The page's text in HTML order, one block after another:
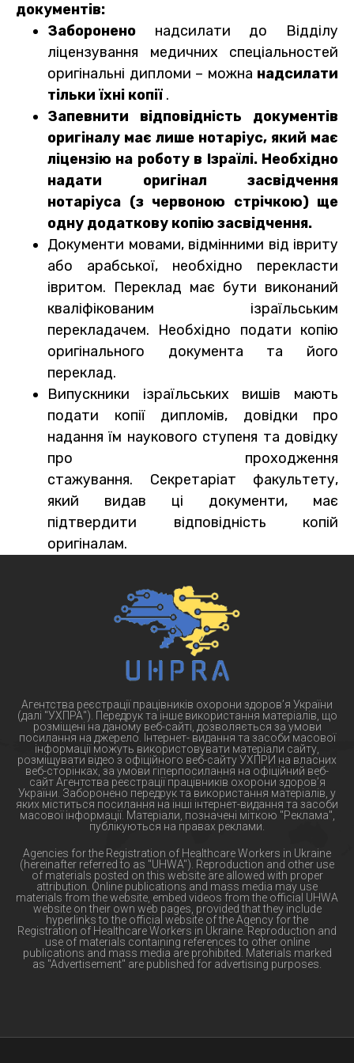
документів:
Заборонено надсилати до Відділу
ліцензування медичних спеціальностей
оригінальні дипломи – можна надсилати
тільки їхні копії .
Запевнити відповідність документів
оригіналу має лише нотаріус, який має
ліцензію на роботу в Ізраїлі. Необхідно
надати оригінал засвідчення
нотаріуса (з червоною стрічкою) ще
одну додаткову копію засвідчення.
Документи мовами, відмінними від івриту
або арабської, необхідно перекласти
івритом. Переклад має бути виконаний
кваліфікованим ізраїльським
перекладачем. Необхідно подати копію
оригінального документа та його
переклад.
Випускники ізраїльських вишів мають
подати копії дипломів, довідки про
надання їм наукового ступеня та довідку
про проходження
стажування. Секретаріат факультету,
який видав ці документи, має
підтвердити відповідність копій
оригіналам.
Агентства реєстрації працівників охорони здоров’я України
(далі "УХПРА"). Передрук та інше використання матеріалів, що
розміщені на даному веб-сайті, дозволяється за умови
посилання на джерело. Інтернет- видання та засоби масової
інформації можуть використовувати матеріали сайту,
розміщувати відео з офіційного веб-сайту УХПРИ на власних
веб-сторінках, за умови гіперпосилання на офіційний веб-
сайт Агентства реєстрації працівників охорони здоров’я
України. Заборонено передрук та використання матеріалів, у
яких міститься посилання на інші інтернет-видання та засоби
масової інформації. Матеріали, позначені міткою "Реклама",
публікуються на правах реклами.
Agencies for the Registration of Healthcare Workers in Ukraine
(hereinafter referred to as "UHWA"). Reproduction and other use
of materials posted on this website are allowed with proper
attribution. Online publications and mass media may use
materials from the website, embed videos from the official UHWA
website on their own web pages, provided that they include
hyperlinks to the official website of the Agency for the
Registration of Healthcare Workers in Ukraine. Reproduction and
use of materials containing references to other online
publications and mass media are prohibited. Materials marked
as "Advertisement" are published for advertising purposes.